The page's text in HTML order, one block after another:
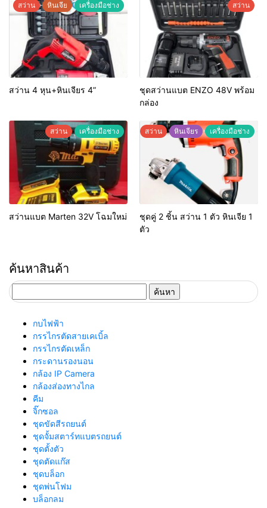
สว่าน หินเจีย เครื่องมือช่าง
สว่าน 4 หุน+หินเจียร 4”
สว่าน
ชุดสว่านแบต ENZO 48V พร้อม
กล่อง
สว่าน เครื่องมือช่าง
สว่านแบต Marten 32V โฉมใหม่
สว่าน หินเจียร เครื่องมือช่าง
ชุดคู่ 2 ชิ้น สว่าน 1 ตัว หินเจีย 1
ตัว
ค้นหาสินค้า
สำหรับ:
กบไฟฟ้า
กรรไกรตัดสายเคเบิ้ล
กรรไกรตัดเหล็ก
กระดานรองนอน
กล้อง IP Camera
กล้องส่องทางไกล
คีม
จิ๊กซอล
ชุดขัดสีรถยนต์​
ชุดจั้มสตาร์ทแบตรถยนต์
ชุดตั้งตัว
ชุดตัดแก๊ส
ชุดบล็อก
ชุดพ่นโฟม
บล็อกลม